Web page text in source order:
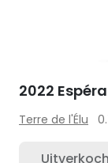
2022
Terre de l'Élu